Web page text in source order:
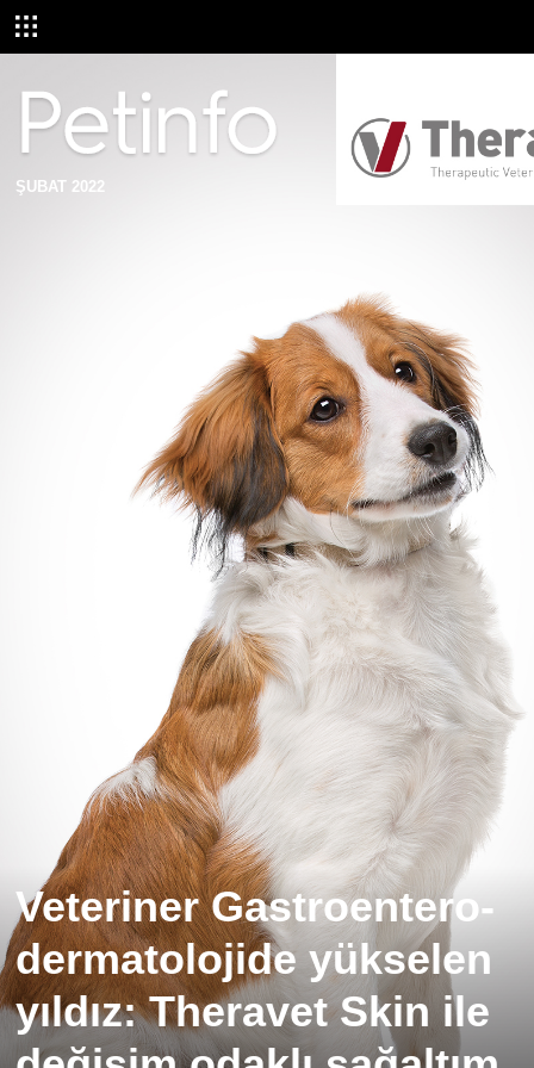
ŞUBAT 2022
Veteriner Gastroentero-
dermatolojide yükselen
yıldız: Theravet Skin ile